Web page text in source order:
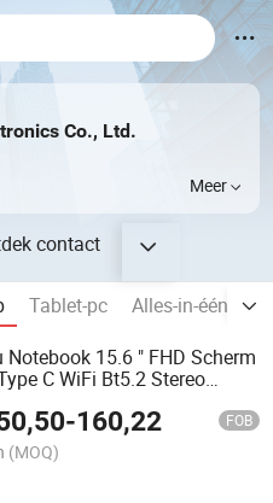
Co., Ltd.
Meer
contact
Tablet-pc
Alles-in-één pc
Notebook 15.6 " FHD Scherm
C WiFi Bt5.2 Stereo
Laptop
-160,22 FOB
(MOQ)